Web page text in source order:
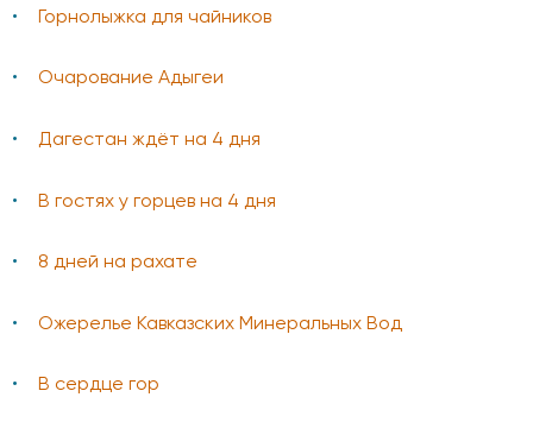
Горнолыжка для чайников
Очарование Адыгеи
Дагестан ждёт на 4 дня
В гостях у горцев на 4 дня
8 дней на рахате
Ожерелье Кавказских Минеральных Вод
В сердце гор